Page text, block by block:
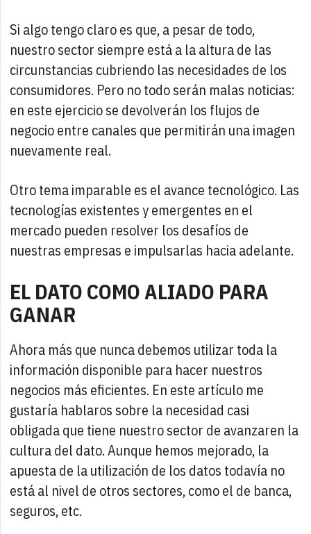
Si algo tengo claro es que, a pesar de todo,
nuestro sector siempre está a la altura de las
circunstancias cubriendo las necesidades de los
consumidores. Pero no todo serán malas noticias:
en este ejercicio se devolverán los flujos de
negocio entre canales que permitirán una imagen
nuevamente real.
Otro tema imparable es el avance tecnológico. Las
tecnologías existentes y emergentes en el
mercado pueden resolver los desafíos de
nuestras empresas e impulsarlas hacia adelante.
EL DATO COMO ALIADO PARA
GANAR
Ahora más que nunca debemos utilizar toda la
información disponible para hacer nuestros
negocios más eficientes. En este artículo me
gustaría hablaros sobre la necesidad casi
obligada que tiene nuestro sector de avanzaren la
cultura del dato. Aunque hemos mejorado, la
apuesta de la utilización de los datos todavía no
está al nivel de otros sectores, como el de banca,
seguros, etc.